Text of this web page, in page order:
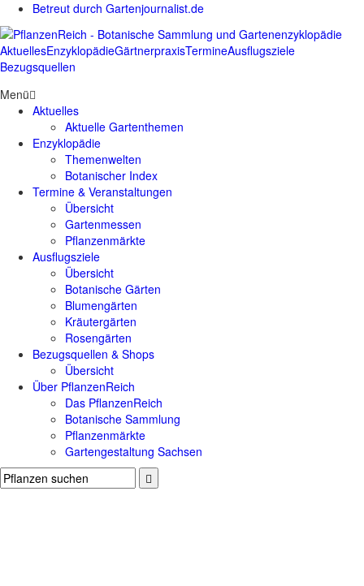
Betreut durch Gartenjournalist.de
AktuellesEnzyklopädieGärtnerpraxisTermineAusflugsziele
Bezugsquellen
Menü
Aktuelles
Aktuelle Gartenthemen
Enzyklopädie
Themenwelten
Botanischer Index
Termine & Veranstaltungen
Übersicht
Gartenmessen
Pflanzenmärkte
Ausflugsziele
Übersicht
Botanische Gärten
Blumengärten
Kräutergärten
Rosengärten
Bezugsquellen & Shops
Übersicht
Über PflanzenReich
Das PflanzenReich
Botanische Sammlung
Pflanzenmärkte
Gartengestaltung Sachsen